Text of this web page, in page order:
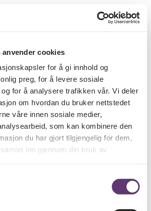
anvender cookies
for å gi innhold og
preg, for å levere sosiale
for å analysere trafikken vår. Vi deler
om hvordan du bruker nettstedet
våre innen sosiale medier,
som kan kombinere den
du har gjort tilgjengelig for dem,
inn gjennom din bruk av